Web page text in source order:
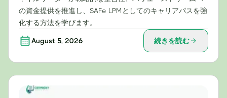
の資金提供を推進し、SAFe LPMとしてのキャリアパスを強
化する方法を学びます。
August 5, 2026 続きを読む